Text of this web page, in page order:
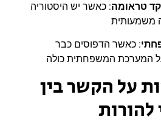
טראומה: כאשר יש היסטוריה
משמעותית
: כאשר הדפוסים כבר
המערכת המשפחתית כולה
על הקשר בין
להורות